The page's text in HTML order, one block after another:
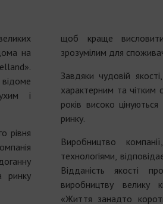
на
і
рівня
ринку
щоб краще висловити
зрозумілим для
Завдяки чудовій
характерним та
років високо
ринку.
Виробництво
технологіями,
Відданість якості
виробництву велику
«Життя занадто